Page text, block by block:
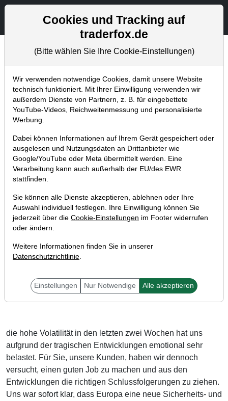
Aktien- und Artikelsuche
Aktuelles
Home Blog Aktuelles
TraderFox Trading-Depots starten
durch (Vestas und 6 weitere Aktien)
und erreichen neue Allzeithochs!
14.03.2022 um 10:46 Uhr | TraderFox GmbH
Liebe Trader,
die hohe Volatilität in den letzten zwei Wochen hat uns
aufgrund der tragischen Entwicklungen emotional sehr
belastet. Für Sie, unsere Kunden, haben wir dennoch
versucht, einen guten Job zu machen und aus den
Entwicklungen die richtigen Schlussfolgerungen zu ziehen.
Uns war sofort klar, dass Europa eine neue Sicherheits- und
Cookies und Tracking auf
traderfox.de
(Bitte wählen Sie Ihre Cookie-Einstellungen)
Wir verwenden notwendige Cookies, damit unsere Website
technisch funktioniert. Mit Ihrer Einwilligung verwenden wir
außerdem Dienste von Partnern, z. B. für eingebettete
YouTube-Videos, Reichweitenmessung und personalisierte
Werbung.
Dabei können Informationen auf Ihrem Gerät gespeichert oder
ausgelesen und Nutzungsdaten an Drittanbieter wie
Google/YouTube oder Meta übermittelt werden. Eine
Verarbeitung kann auch außerhalb der EU/des EWR
stattfinden.
Sie können alle Dienste akzeptieren, ablehnen oder Ihre
Auswahl individuell festlegen. Ihre Einwilligung können Sie
jederzeit über die Cookie-Einstellungen im Footer widerrufen
oder ändern.
Weitere Informationen finden Sie in unserer
Datenschutzrichtlinie.
Einstellungen Nur Notwendige Alle akzeptieren